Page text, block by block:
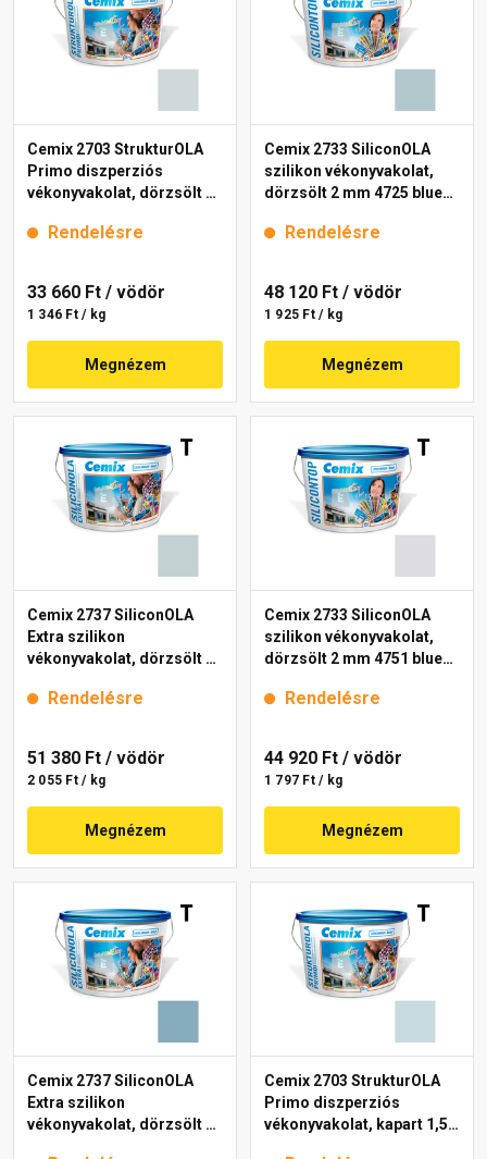
Cemix 2703 StrukturOLA
Primo diszperziós
vékonyvakolat, dörzsölt 2
Rendelésre
33 660 Ft / vödör
1 346 Ft / kg
Megnézem
Cemix 2733 SiliconOLA
szilikon vékonyvakolat,
dörzsölt 2 mm 4725 blue
Rendelésre
48 120 Ft / vödör
1 925 Ft / kg
Megnézem
Cemix 2737 SiliconOLA
Extra szilikon
vékonyvakolat, dörzsölt 2
Rendelésre
51 380 Ft / vödör
2 055 Ft / kg
Megnézem
Cemix 2733 SiliconOLA
szilikon vékonyvakolat,
dörzsölt 2 mm 4751 blue
Rendelésre
44 920 Ft / vödör
1 797 Ft / kg
Megnézem
Cemix 2737 SiliconOLA
Extra szilikon
vékonyvakolat, dörzsölt 2
Cemix 2703 StrukturOLA
Primo diszperziós
vékonyvakolat, kapart 1,5